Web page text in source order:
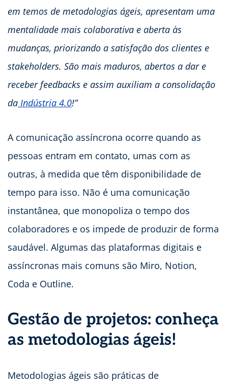
em temos de metodologias ágeis, apresentam uma
mentalidade mais colaborativa e aberta às
mudanças, priorizando a satisfação dos clientes e
stakeholders. São mais maduros, abertos a dar e
receber feedbacks e assim auxiliam a consolidação
da Indústria 4.0!”
A comunicação assíncrona ocorre quando as
pessoas entram em contato, umas com as
outras, à medida que têm disponibilidade de
tempo para isso. Não é uma comunicação
instantânea, que monopoliza o tempo dos
colaboradores e os impede de produzir de forma
saudável. Algumas das plataformas digitais e
assíncronas mais comuns são Miro, Notion,
Coda e Outline.
Gestão de projetos: conheça
as metodologias ágeis!
Metodologias ágeis são práticas de